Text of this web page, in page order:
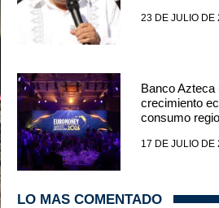
23 DE JULIO DE
Banco Azteca
crecimiento
consumo
17 DE JULIO DE
LO MAS COMENTADO